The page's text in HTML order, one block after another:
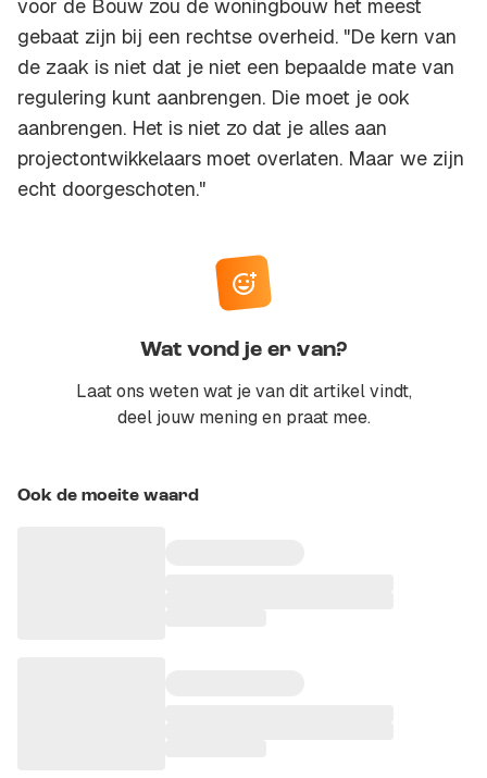
voor de Bouw zou de woningbouw het meest
gebaat zijn bij een rechtse overheid. "De kern van
de zaak is niet dat je niet een bepaalde mate van
regulering kunt aanbrengen. Die moet je ook
aanbrengen. Het is niet zo dat je alles aan
projectontwikkelaars moet overlaten. Maar we zijn
echt doorgeschoten."
Wat vond je er van?
Laat ons weten wat je van dit artikel vindt,
deel jouw mening en praat mee.
Ook de moeite waard